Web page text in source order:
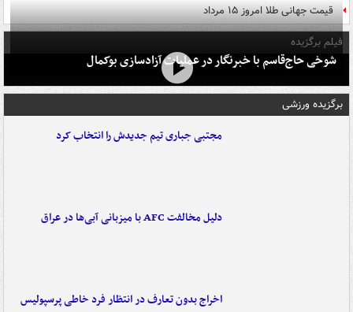
قیمت جهانی طلا امروز ۱۵ مرداد
فیلم برگزیده
شوخی حاج‌قاسم با خبرنگار در عملیات آزادسازی بوکمال
برگزیده ورزشی
مجتبی جباری تیم جدیدش را انتخاب کرد
دلیل مخالفت AFC با میزبانی آبی‌ها در عراق
اخراج بدون تعارف در انتظار فرد خاطی پرسپولیس